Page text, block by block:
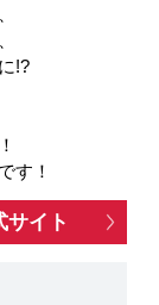
!?
す！
サイト